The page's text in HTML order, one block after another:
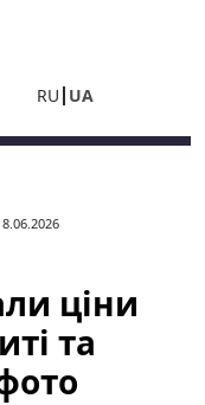
RU UA
ціни
та